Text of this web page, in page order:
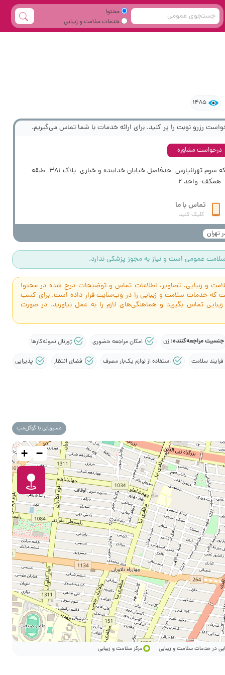
محتوا
خدمات سلامت و زیبایی
1485
رزرو نوبت را پر کنید. برای ارائه خدمات با شما تماس می‌گیریم.
درخواست مشاوره
استان تهران- تهران- فلکه سوم تهرانپارس- حدفاصل خیابان خدابنده و خبازی- پلاک 381- طبقه
همکف- واحد 2
تماس با ما
کلیک کنید
تهران
عمومی است و نیاز به مجوز پزشکی ندارد.
و زیبایی، تصاویر، اطلاعات تماس و توضیحات درج شده در محتوا
که خدمات سلامت و زیبایی را در وب‌سایت قرار داده است. برای کسب
تماس بگیرید و هماهنگی‌های لازم را به عمل بیاورید. در صورت
جنسیت مراجعه‌کننده:زن امکان مراجعه حضوری ژورنال نمونه‌کارها
سلامت استفاده از لوازم یک‌بار مصرف فضای انتظار پذیرایی
مسیریابی با گوگل‌مپ
+ −
در خدمات سلامت و زیبایی مرکز سلامت و زیبایی